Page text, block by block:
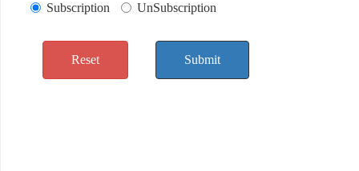
Subscription UnSubscription